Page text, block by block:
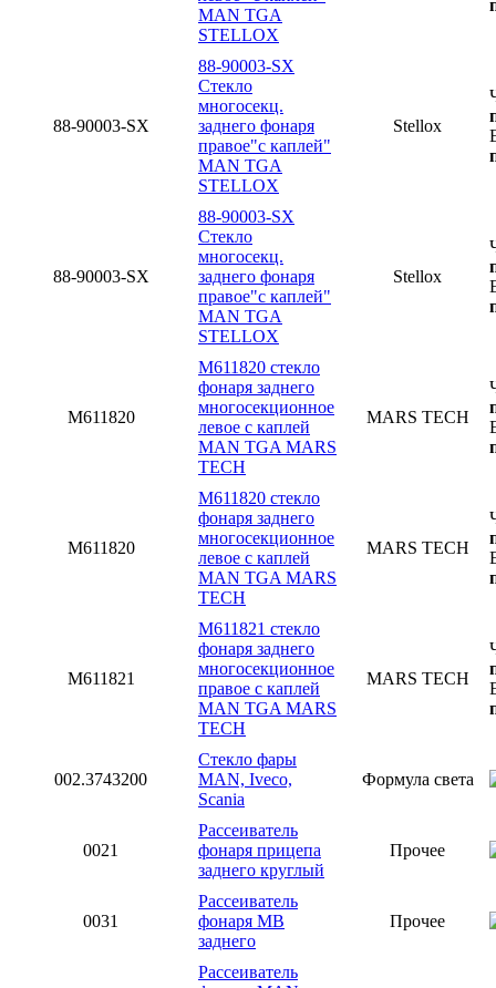
MAN TGA
STELLOX
88-90003-SX
88-90003-SX
Стекло
многосекц.
заднего фонаря
правое"с каплей"
MAN TGA
STELLOX
Stellox
88-90003-SX
88-90003-SX
Стекло
многосекц.
заднего фонаря
правое"с каплей"
MAN TGA
STELLOX
Stellox
M611820
M611820 стекло
фонаря заднего
многосекционное
левое с каплей
MAN TGA MARS
TECH
MARS TECH
M611820
M611820 стекло
фонаря заднего
многосекционное
левое с каплей
MAN TGA MARS
TECH
MARS TECH
M611821
M611821 стекло
фонаря заднего
многосекционное
правое с каплей
MAN TGA MARS
TECH
MARS TECH
002.3743200
Стекло фары
MAN, Iveco,
Scania
Формула света
0021
Рассеиватель
фонаря прицепа
заднего круглый
Прочее
0031
Рассеиватель
фонаря MB
заднего
Прочее
Рассеиватель